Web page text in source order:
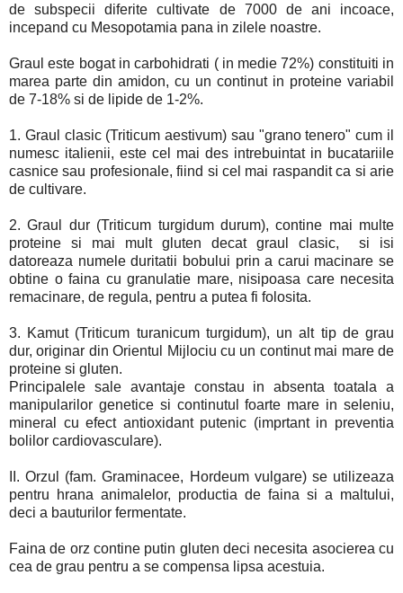
de subspecii diferite cultivate de 7000 de ani incoace,
incepand cu Mesopotamia pana in zilele noastre.
Graul este bogat in carbohidrati ( in medie 72%) constituiti in
marea parte din amidon, cu un continut in proteine variabil
de 7-18% si de lipide de 1-2%.
1. Graul clasic (Triticum aestivum) sau "grano tenero" cum il
numesc italienii, este cel mai des intrebuintat in bucatariile
casnice sau profesionale, fiind si cel mai raspandit ca si arie
de cultivare.
2. Graul dur (Triticum turgidum durum), contine mai multe
proteine si mai mult gluten decat graul clasic, si isi
datoreaza numele duritatii bobului prin a carui macinare se
obtine o faina cu granulatie mare, nisipoasa care necesita
remacinare, de regula, pentru a putea fi folosita.
3. Kamut (Triticum turanicum turgidum), un alt tip de grau
dur, originar din Orientul Mijlociu cu un continut mai mare de
proteine si gluten.
Principalele sale avantaje constau in absenta toatala a
manipularilor genetice si continutul foarte mare in seleniu,
mineral cu efect antioxidant putenic (imprtant in preventia
bolilor cardiovasculare).
II. Orzul (fam. Graminacee, Hordeum vulgare) se utilizeaza
pentru hrana animalelor, productia de faina si a maltului,
deci a bauturilor fermentate.
Faina de orz contine putin gluten deci necesita asocierea cu
cea de grau pentru a se compensa lipsa acestuia.